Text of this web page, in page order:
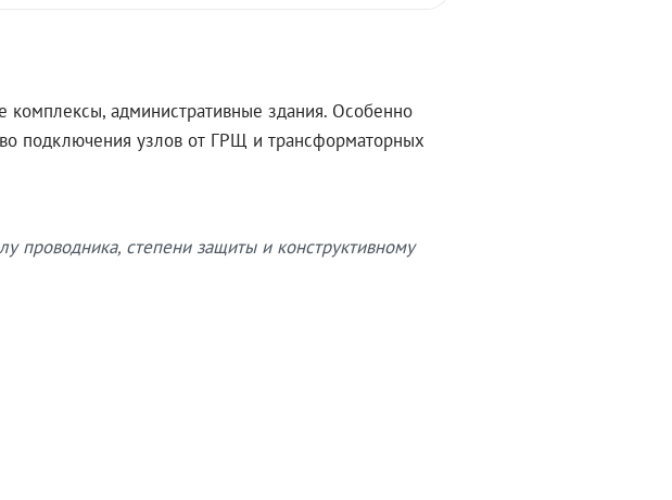
административные здания. Особенно
подключения узлов от ГРЩ и трансформаторных
проводника, степени защиты и конструктивному